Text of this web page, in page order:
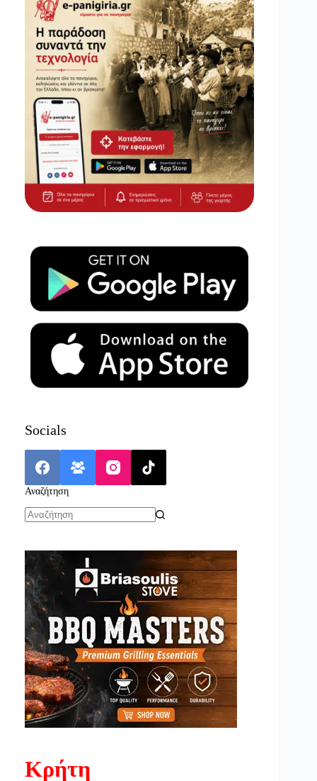
Socials
Αναζήτηση
Κρήτη